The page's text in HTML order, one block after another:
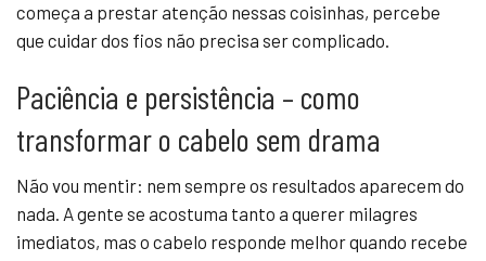
começa a prestar atenção nessas coisinhas, percebe
que cuidar dos fios não precisa ser complicado.
Paciência e persistência – como
transformar o cabelo sem drama
Não vou mentir: nem sempre os resultados aparecem do
nada. A gente se acostuma tanto a querer milagres
imediatos, mas o cabelo responde melhor quando recebe